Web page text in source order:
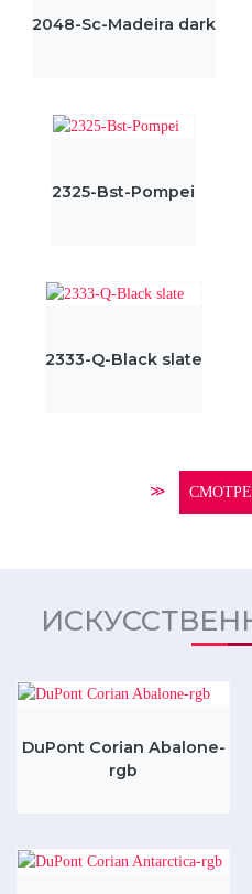
2048-Sc-Madeira dark
2325-Bst-Pompei
2333-Q-Black slate
≫
DuPont Corian Abalone-
rgb